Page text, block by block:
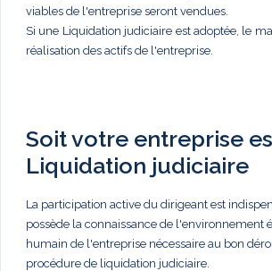
viables de l'entreprise seront vendues.
Si une Liquidation judiciaire est adoptée, le
réalisation des actifs de l'entreprise.
Soit votre entreprise
Liquidation judiciaire
La participation active du dirigeant est
possède la connaissance de l'environnement
humain de l'entreprise nécessaire au bon
procédure de liquidation judiciaire.